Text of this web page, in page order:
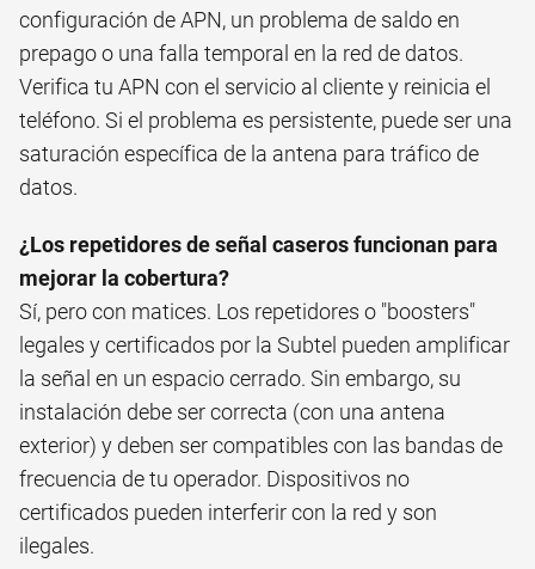
configuración de APN, un problema de saldo en
prepago o una falla temporal en la red de datos.
Verifica tu APN con el servicio al cliente y reinicia el
teléfono. Si el problema es persistente, puede ser una
saturación específica de la antena para tráfico de
datos.
¿Los repetidores de señal caseros funcionan para
mejorar la cobertura?
Sí, pero con matices. Los repetidores o "boosters"
legales y certificados por la Subtel pueden amplificar
la señal en un espacio cerrado. Sin embargo, su
instalación debe ser correcta (con una antena
exterior) y deben ser compatibles con las bandas de
frecuencia de tu operador. Dispositivos no
certificados pueden interferir con la red y son
ilegales.